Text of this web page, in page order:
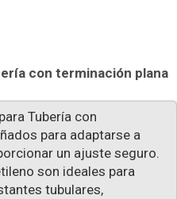
con terminación plana
Tubería con
para adaptarse a
un ajuste seguro.
son ideales para
tubulares,